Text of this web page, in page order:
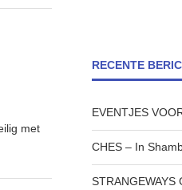
met
RECENTE
EVENTJES
CHES – In
STRANGEWAYS